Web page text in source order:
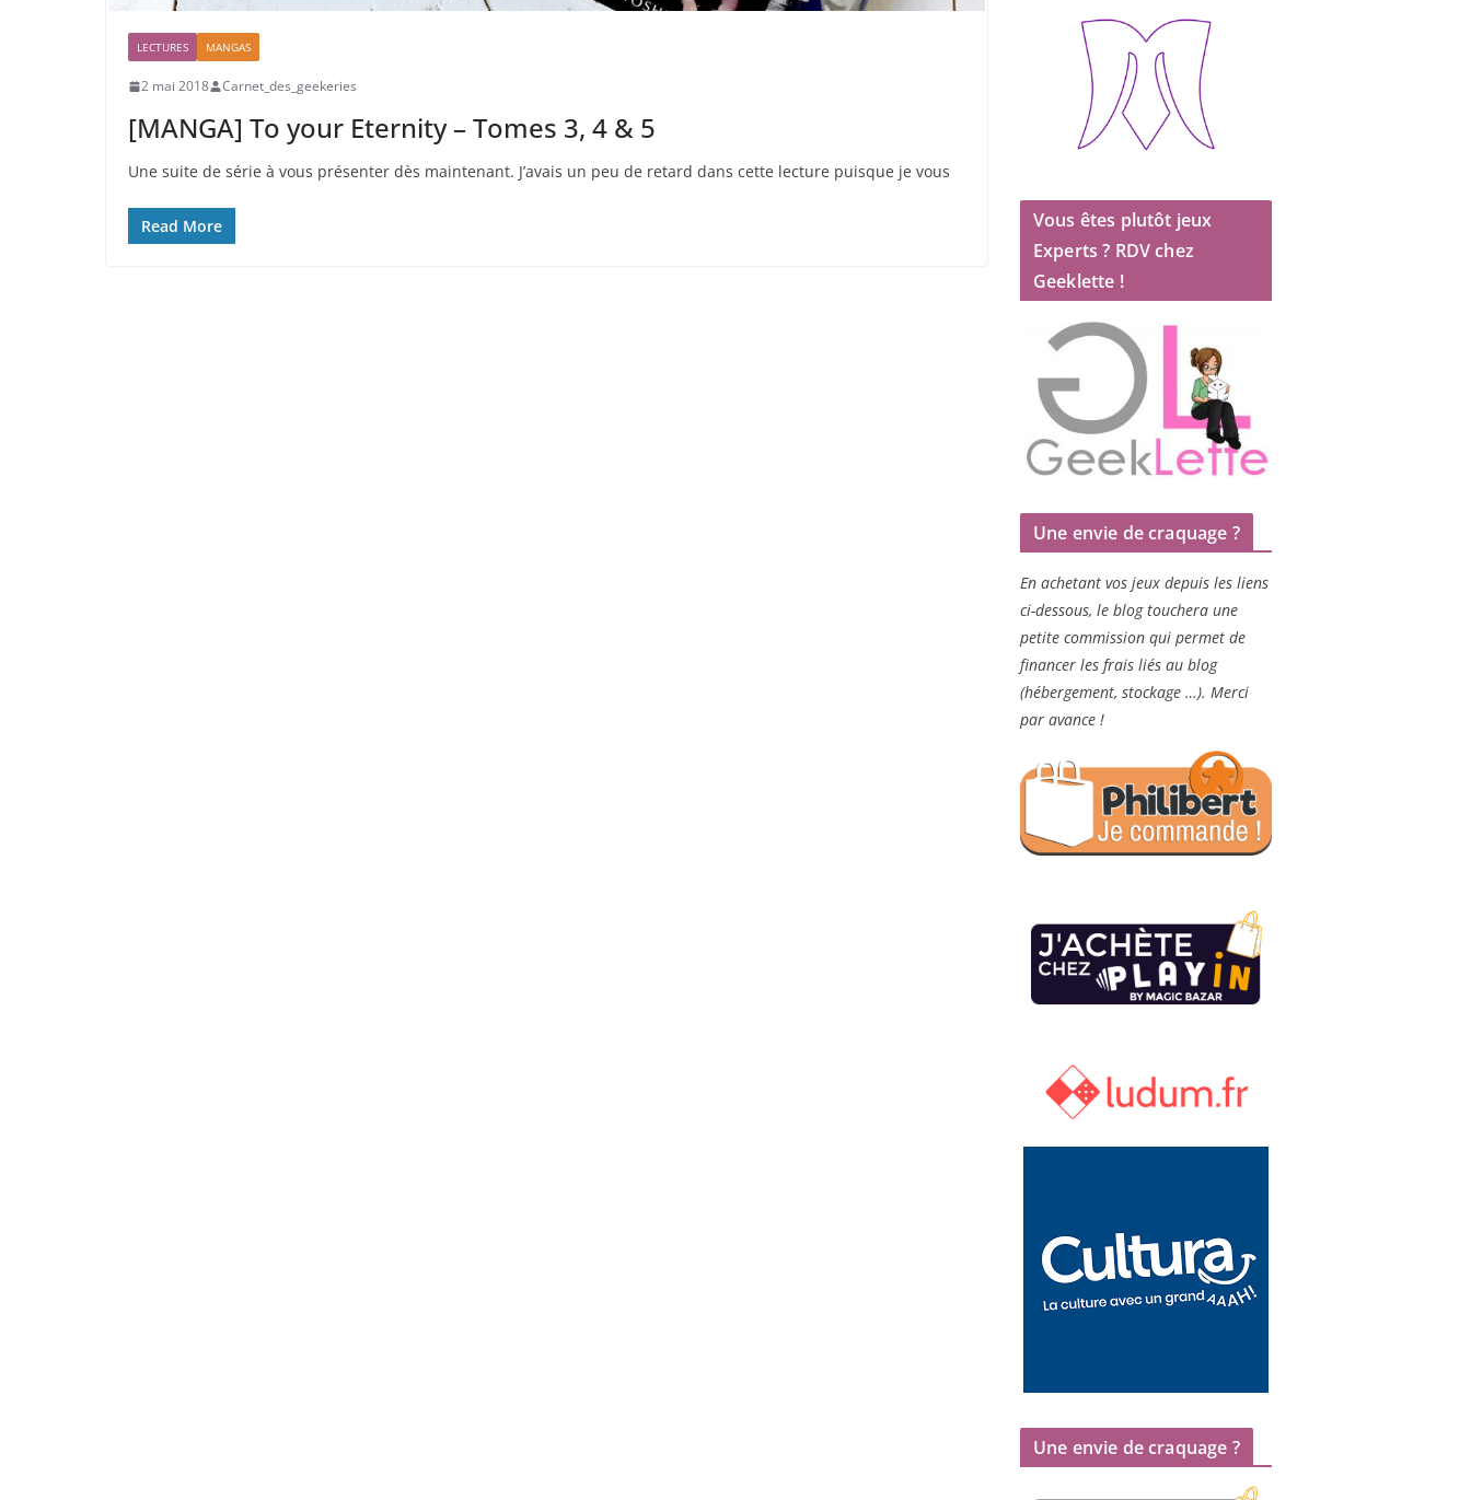
LECTURES MANGAS
2 mai 2018 Carnet_des_geekeries
[MANGA] To your Eternity – Tomes 3, 4 & 5
Une suite de série à vous présenter dès maintenant. J’avais un peu de retard dans cette lecture puisque je vous
Read More
Vous êtes plutôt jeux
Experts ? RDV chez
Geeklette !
Une envie de craquage ?
En achetant vos jeux depuis les liens
ci-dessous, le blog touchera une
petite commission qui permet de
financer les frais liés au blog
(hébergement, stockage …). Merci
par avance !
Une envie de craquage ?